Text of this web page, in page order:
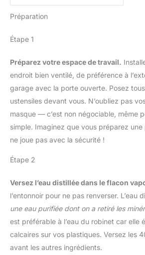
FAMILIAL
2005 de la
d'Isabelle et
Pacchioni
principes
bulletin
ligne,
notre site,
contrôle
à Lyon LA
DES SENS :
2013.
experts en
Préparation
Étape 1
Préparez votre espace de travail.
endroit bien ventilé, de préférence à
garage avec la porte ouverte. Posez
ustensiles devant vous. N’oubliez pas
masque — c’est non négociable, même
simple. Imaginez que vous préparez
ne joue pas avec la sécurité !
Étape 2
Versez l’eau distillée dans le flacon
l’entonnoir pour ne pas renverser. L’eau
une eau purifiée dont on a retiré les
est préférable à l’eau du robinet car elle
calcaires sur vos plastiques. Versez les
avant les autres ingrédients.